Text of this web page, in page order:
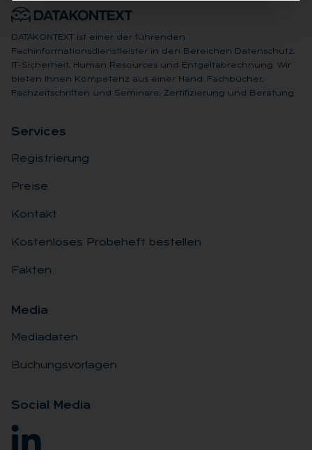
DATAKONTEXT ist einer der führenden
Fachinformationsdienstleister in den Bereichen Datenschutz,
IT-Sicherheit, Human Resources und Entgeltabrechnung. Wir
bieten Ihnen Kompetenz aus einer Hand: Fachbücher,
Fachzeitschriften und Seminare, Zertifizierung und Beratung.
Ser­vices
Registrierung
Preise
Kontakt
Kostenloses Probeheft bestellen
Fakten
Me­dia
Mediadaten
Buchungsvorlagen
So­ci­al Me­dia